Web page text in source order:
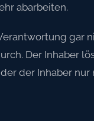
abarbeiten.
gar
Der Inhaber
der Inhaber nur